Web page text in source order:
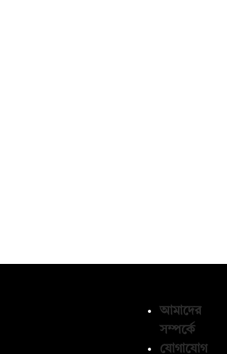
আমাদের
সম্পর্কে
যোগাযোগ